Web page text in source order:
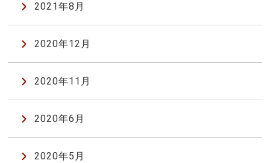
2021年8月
2020年12月
2020年11月
2020年6月
2020年5月